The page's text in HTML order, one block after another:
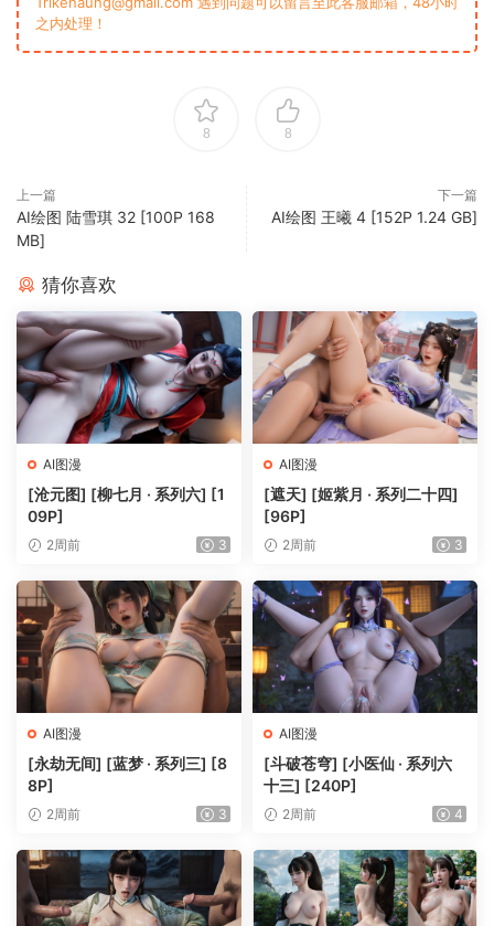
之内处理！
8 8
上一篇
AI绘图 陆雪琪 32 [100P 168
MB]
下一篇
AI绘图 王曦 4 [152P 1.24 GB]
猜你喜欢
AI图漫
[沧元图] [柳七月 · 系列六] [1
09P]
2周前 3
AI图漫
[遮天] [姬紫月 · 系列二十四]
[96P]
2周前 3
AI图漫
[永劫无间] [蓝梦 · 系列三] [8
8P]
2周前 3
AI图漫
[斗破苍穹] [小医仙 · 系列六
十三] [240P]
2周前 4